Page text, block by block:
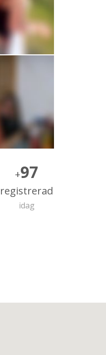
+97
registrerad
idag